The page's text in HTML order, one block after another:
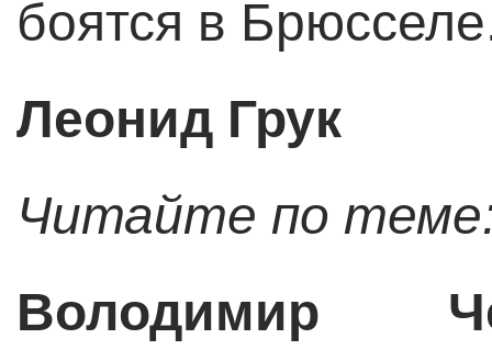
боятся в
Леонид Грук
Читайте по
Володимир